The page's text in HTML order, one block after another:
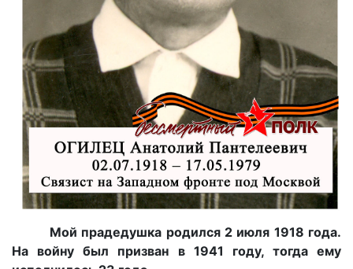
Мой прадедушка родился 2 июля 1918 года.
На войну был призван в 1941 году, тогда ему